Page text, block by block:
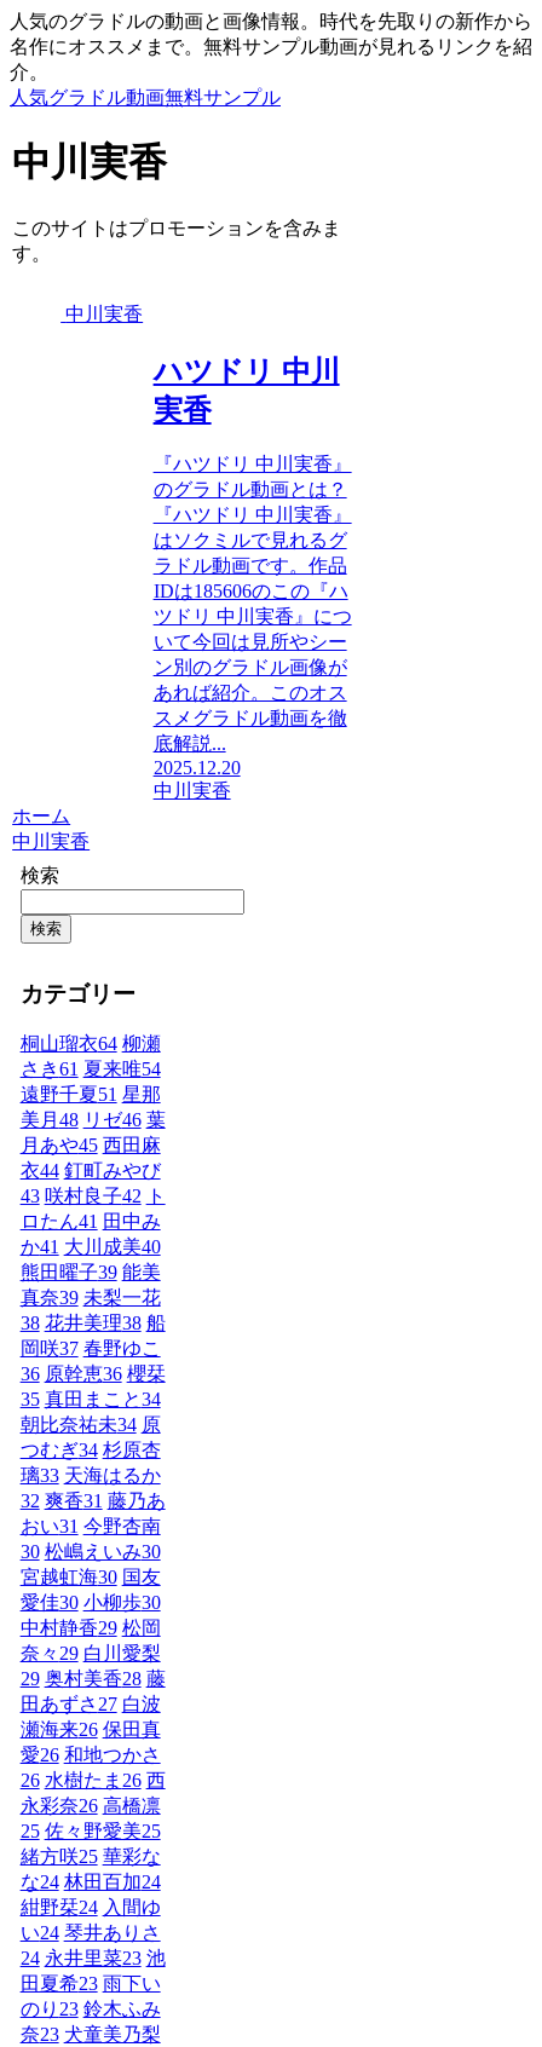
人気のグラドルの動画と画像情報。時代を先取りの新作から
名作にオススメまで。無料サンプル動画が見れるリンクを紹
介。
人気グラドル動画無料サンプル
中川実香
このサイトはプロモーションを含みま
す。
中川実香
ハツドリ 中川
実香
『ハツドリ 中川実香』
のグラドル動画とは？
『ハツドリ 中川実香』
はソクミルで見れるグ
ラドル動画です。作品
IDは185606のこの『ハ
ツドリ 中川実香』につ
いて今回は見所やシー
ン別のグラドル画像が
あれば紹介。このオス
スメグラドル動画を徹
底解説...
2025.12.20
中川実香
ホーム
中川実香
検索
検索
カテゴリー
桐山瑠衣64 柳瀬
さき61 夏来唯54
遠野千夏 51 星那
美月 48 リゼ46 葉
月あや45 西田麻
衣44 釘町みやび
43 咲村良子42
ト
ロたん41 田中み
か41 大川成美40
熊田曜子39 能美
真奈39 未梨一花
38 花井美理38 船
岡咲37 春野ゆこ
36 原幹恵36 櫻栞
35 真田まこと34
朝比奈祐未34 原
つむぎ34 杉原杏
璃33 天海はるか
32 爽香31 藤乃あ
おい31 今野杏南
30 松嶋えいみ30
宮越虹海30 国友
愛佳30 小柳歩30
中村静香29 松岡
奈々29 白川愛梨
29 奥村美香28 藤
田あずさ27 白波
瀬海来26 保田真
愛26 和地つかさ
26 水樹たま 26 西
永彩奈26 高橋凛
25 佐々野愛美25
緒方咲25 華彩な
な24 林田百加24
紺野栞24 入間ゆ
い24 琴井ありさ
24 永井里菜23 池
田夏希23 雨下い
のり 23 鈴木ふみ
奈23 犬童美乃梨